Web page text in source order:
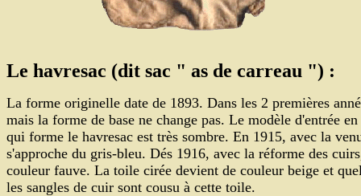
Le havresac (dit sac " as de carreau ") :
La forme originelle date de 1893. Dans les 2 premières
mais la forme de base ne change pas. Le modèle d'entrée
qui forme le havresac est très sombre. En 1915, avec la
s'approche du gris-bleu. Dés 1916, avec la réforme des
couleur fauve. La toile cirée devient de couleur beige et
les sangles de cuir sont cousu à cette toile.